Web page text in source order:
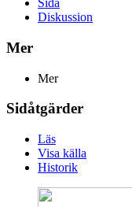
Sida
Diskussion
Mer
Mer
Sidåtgärder
Läs
Visa källa
Historik